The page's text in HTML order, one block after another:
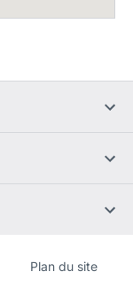
Plan du site